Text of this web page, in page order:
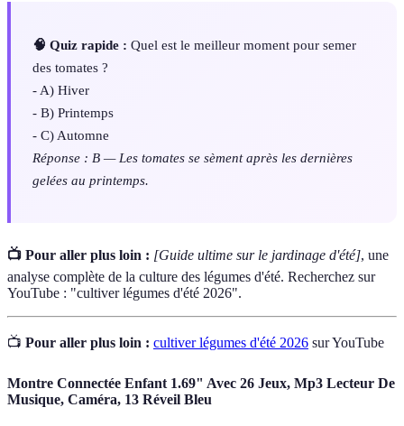
🧠 Quiz rapide : Quel est le meilleur moment pour semer
des tomates ?
- A) Hiver
- B) Printemps
- C) Automne
Réponse : B — Les tomates se sèment après les dernières
gelées au printemps.
📺 Pour aller plus loin : [Guide ultime sur le jardinage d'été], une
analyse complète de la culture des légumes d'été. Recherchez sur
YouTube : "cultiver légumes d'été 2026".
📺 Pour aller plus loin : cultiver légumes d'été 2026 sur YouTube
Montre Connectée Enfant 1.69" Avec 26 Jeux, Mp3 Lecteur De
Musique, Caméra, 13 Réveil Bleu